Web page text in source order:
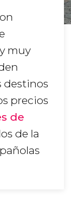
y muy
destinos
precios
de
de la